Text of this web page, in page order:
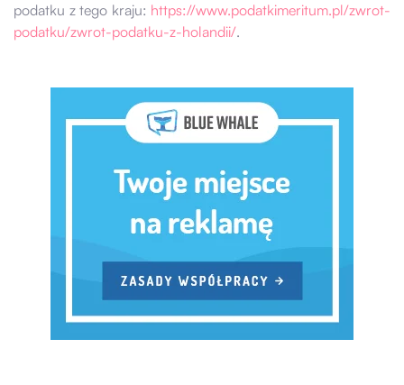
podatku z tego kraju: https://www.podatkimeritum.pl/zwrot-
podatku/zwrot-podatku-z-holandii/.